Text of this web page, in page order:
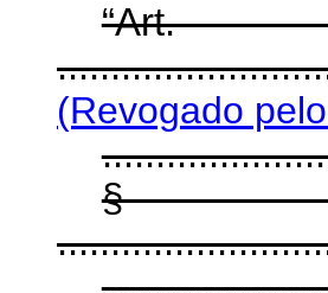
(Revogado